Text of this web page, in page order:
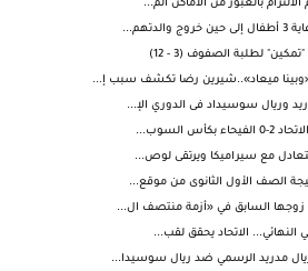
ميعاد»..شيرين رضا تكشف سبب إ...
وريال سوسيداد فى الدوري الإ...
السوب...
الصف الأول الثانوى من موقع...
زوجها السابق في «أزمة منتصف ال...
النهائي... الاتحاد يحقق لقب...
مدريد الرسمي ضد ريال سوسيدا...